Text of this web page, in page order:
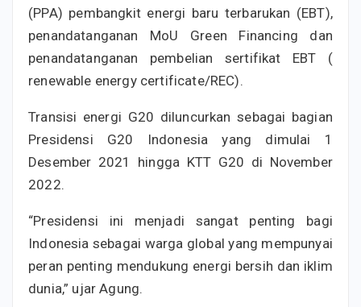
(PPA) pembangkit energi baru terbarukan (EBT),
penandatanganan MoU Green Financing dan
penandatanganan pembelian sertifikat EBT (
renewable energy certificate/REC).
Transisi energi G20 diluncurkan sebagai bagian
Presidensi G20 Indonesia yang dimulai 1
Desember 2021 hingga KTT G20 di November
2022.
“Presidensi ini menjadi sangat penting bagi
Indonesia sebagai warga global yang mempunyai
peran penting mendukung energi bersih dan iklim
dunia,” ujar Agung.